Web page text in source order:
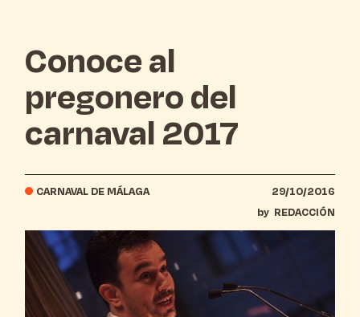
Conoce al
pregonero del
carnaval 2017
CARNAVAL DE MÁLAGA
29/10/2016
by REDACCIÓN